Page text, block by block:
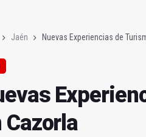
Jaén Nuevas Experiencias de
Cazorla